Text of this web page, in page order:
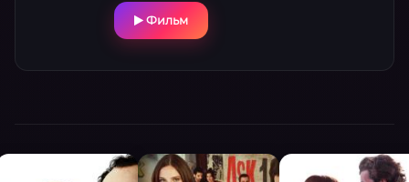
Джо Эбсолом, создающие атмосферу
безысходности. Визитная карточка ленты —
Фильм